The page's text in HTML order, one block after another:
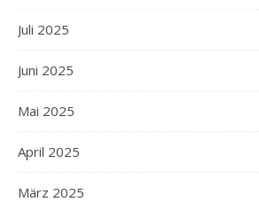
Juli 2025
Juni 2025
Mai 2025
April 2025
März 2025